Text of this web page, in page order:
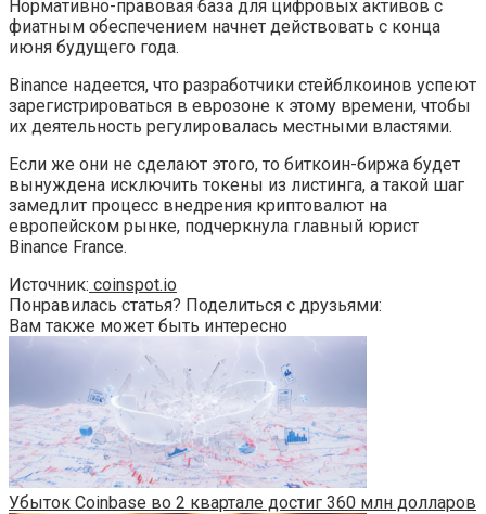
Нормативно-правовая база для цифровых активов с
фиатным обеспечением начнет действовать с конца
июня будущего года.
Binance надеется, что разработчики стейблкоинов успеют
зарегистрироваться в еврозоне к этому времени, чтобы
их деятельность регулировалась местными властями.
Если же они не сделают этого, то биткоин-биржа будет
вынуждена исключить токены из листинга, а такой шаг
замедлит процесс внедрения криптовалют на
европейском рынке, подчеркнула главный юрист
Binance France.
Источник: coinspot.io
Понравилась статья? Поделиться с друзьями:
Вам также может быть интересно
Убыток Coinbase во 2 квартале достиг 360 млн долларов